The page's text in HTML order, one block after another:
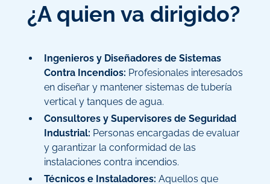
¿A quien va dirigido?
Ingenieros y Diseñadores de Sistemas
Contra Incendios: Profesionales interesados
en diseñar y mantener sistemas de tubería
vertical y tanques de agua.
Consultores y Supervisores de Seguridad
Industrial: Personas encargadas de evaluar
y garantizar la conformidad de las
instalaciones contra incendios.
Técnicos e Instaladores: Aquellos que